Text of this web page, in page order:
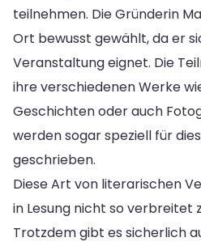
teilnehmen. Die Gründerin
Ort bewusst gewählt, da er
Veranstaltung eignet. Die
ihre verschiedenen Werke
Geschichten oder auch
werden sogar speziell für
geschrieben.
Diese Art von literarischen
in Lesung nicht so verbreitet
Trotzdem gibt es sicherlich